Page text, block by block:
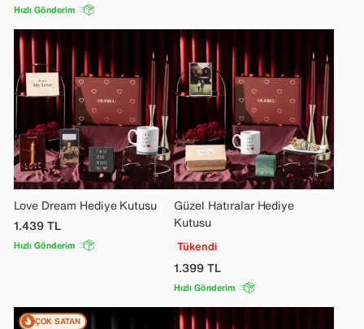
Hızlı Gönderim
Love Dream Hediye Kutusu
1.439TL
Hızlı Gönderim
Güzel Hatıralar Hediye
Kutusu
Tükendi
1.399TL
Hızlı Gönderim
ÇOK SATAN